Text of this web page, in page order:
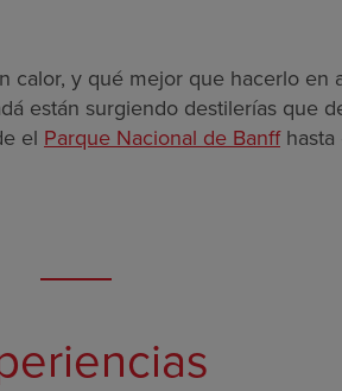
calor, y qué mejor que hacerlo en
están surgiendo destilerías que
el Parque Nacional de Banff